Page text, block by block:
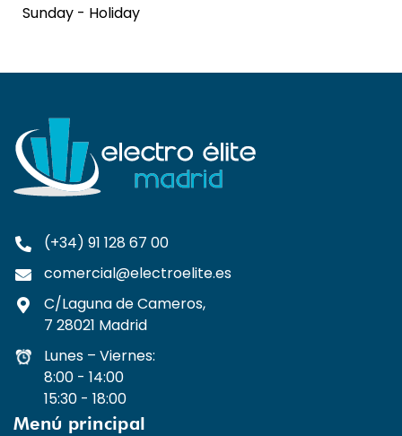
Sunday - Holiday
(+34) 91 128 67 00
comercial@electroelite.es
C/Laguna de Cameros,
7 28021 Madrid
Lunes – Viernes:
8:00 - 14:00
15:30 - 18:00
Menú principal